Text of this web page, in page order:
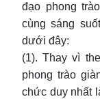
đạo phong
cùng sáng
dưới đây:
(1). Thay vì
phong trào
chức duy nhất